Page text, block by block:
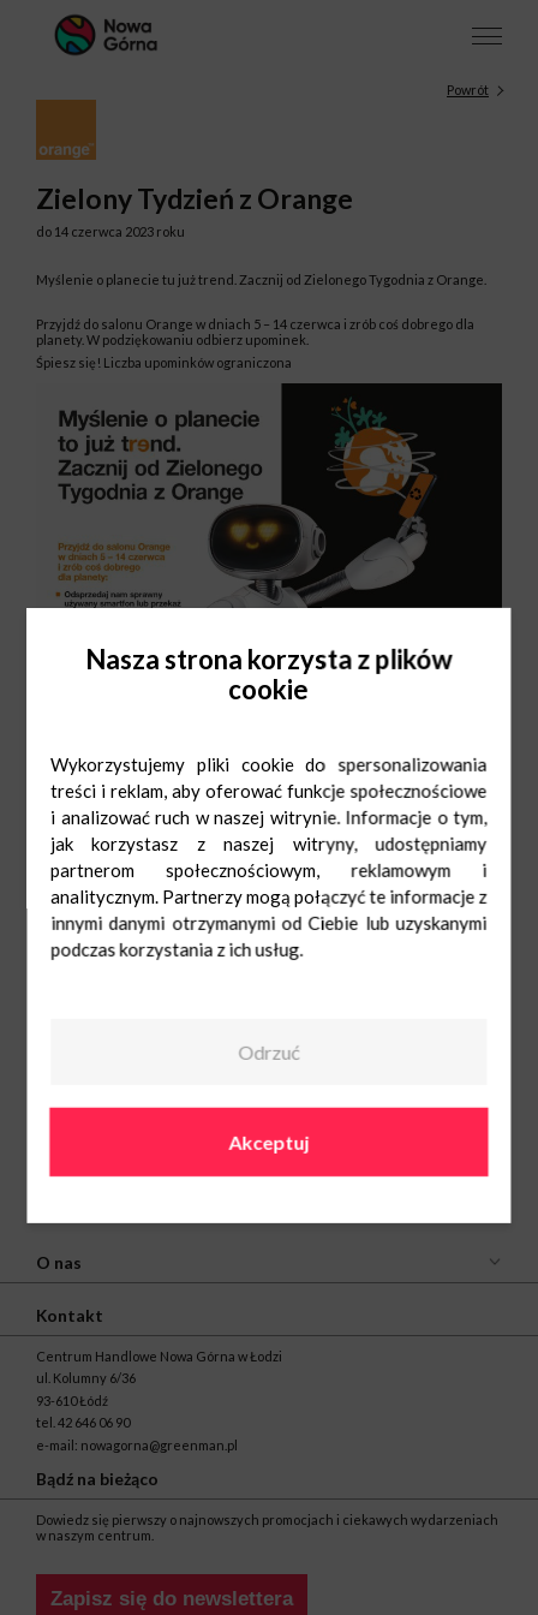
Powrót
Zielony Tydzień z Orange
do 14 czerwca 2023 roku
Myślenie o planecie tu już trend. Zacznij od Zielonego Tygodnia z Orange.
Przyjdź do salonu Orange w dniach 5 – 14 czerwca i zrób coś dobrego dla
planety. W podziękowaniu odbierz upominek.
Śpiesz się! Liczba upominków ograniczona
O nas
Kontakt
Centrum Handlowe Nowa Górna w Łodzi
ul. Kolumny 6/36
93-610 Łódź
tel. 42 646 06 90
e-mail: nowagorna@greenman.pl
Bądź na bieżąco
Dowiedz się pierwszy o najnowszych promocjach i ciekawych wydarzeniach
w naszym centrum.
Zapisz się do newslettera
Nasza strona korzysta z plików
cookie
Wykorzystujemy pliki cookie do spersonalizowania
treści i reklam, aby oferować funkcje społecznościowe
i analizować ruch w naszej witrynie. Informacje o tym,
jak korzystasz z naszej witryny, udostępniamy
partnerom społecznościowym, reklamowym i
analitycznym. Partnerzy mogą połączyć te informacje z
innymi danymi otrzymanymi od Ciebie lub uzyskanymi
podczas korzystania z ich usług.
Odrzuć
Akceptuj